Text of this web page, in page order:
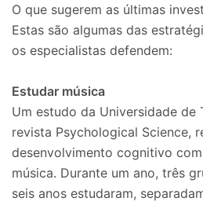
O que sugerem as últimas
Estas são algumas das
os especialistas defendem:
Estudar música
Um estudo da Universidade de
revista Psychological Science,
desenvolvimento cognitivo
música. Durante um ano, três
seis anos estudaram,